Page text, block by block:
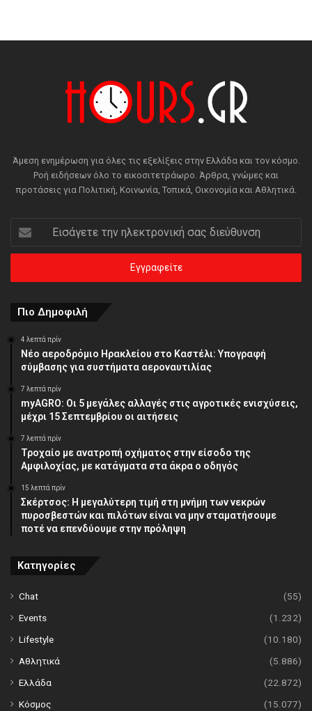
Άμεση ενημέρωση για όλες τις εξελίξεις στην Ελλάδα και τον κόσμο.
Ροή ειδήσεων όλο το εικοσιτετράωρο. Άρθρα, γνώμες και
προτάσεις για Πολιτική, Κοινωνία, Τοπικά, Οικονομία και Αθλητικά.
Εισάγετε
την
ηλεκτρονική
διεύθυνση
Πιο Δημοφιλή
4 λεπτά πρίν
Νέο αεροδρόμιο Ηρακλείου στο Καστέλι: Υπογραφή
σύμβασης για συστήματα αεροναυτιλίας
7 λεπτά πρίν
myAGRO: Οι 5 μεγάλες αλλαγές στις αγροτικές ενισχύσεις,
μέχρι 15 Σεπτεμβρίου οι αιτήσεις
7 λεπτά πρίν
Τροχαίο με ανατροπή οχήματος στην είσοδο της
Αμφιλοχίας, με κατάγματα στα άκρα ο οδηγός
15 λεπτά πρίν
Σκέρτσος: Η μεγαλύτερη τιμή στη μνήμη των νεκρών
πυροσβεστών και πιλότων είναι να μην σταματήσουμε
ποτέ να επενδύουμε στην πρόληψη
Κατηγορίες
Chat
(55)
Events
(1.232)
Lifestyle
(10.180)
Αθλητικά
(5.886)
Ελλάδα
(22.872)
Κόσμος
(15.077)